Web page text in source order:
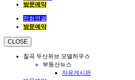
방문예약
전화연결
방문예약
CLOSE
칠곡 두산위브 모델하우스
부동산뉴스
자유게시판